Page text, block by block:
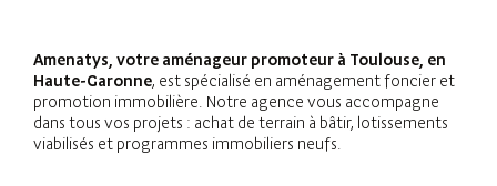
Amenatys, votre aménageur promoteur à Toulouse, en
Haute-Garonne, est spécialisé en aménagement foncier et
promotion immobilière. Notre agence vous accompagne
dans tous vos projets : achat de terrain à bâtir, lotissements
viabilisés et programmes immobiliers neufs.